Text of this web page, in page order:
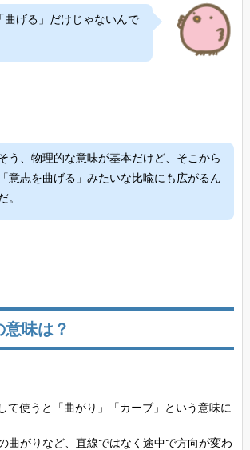
曲げる」だけじゃないんで
う、物理的な意味が基本だけど、そこから
「意志を曲げる」みたいな比喩にも広がるん
。
意味は？
て使うと「曲がり」「カーブ」という意味に
曲がりなど、直線ではなく途中で方向が変わ